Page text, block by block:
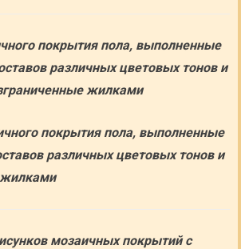
покрытия пола, выполненные
различных цветовых тонов и
жилками
мозаичных покрытий с